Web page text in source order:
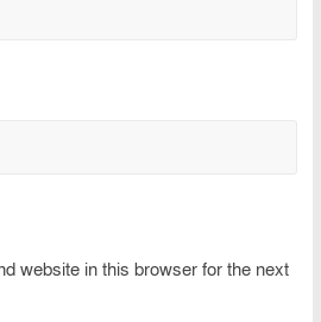
website in this browser for the next